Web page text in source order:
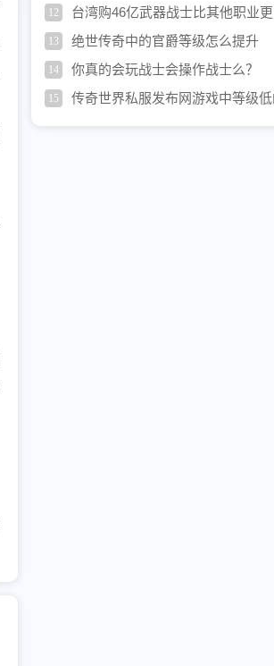
12 台湾购46亿武器战士比其他职业
13 绝世传奇中的官爵等级怎么提升
14 你真的会玩战士会操作战士么？
15
传奇世界私服发布网游戏中等级
进入高级正本